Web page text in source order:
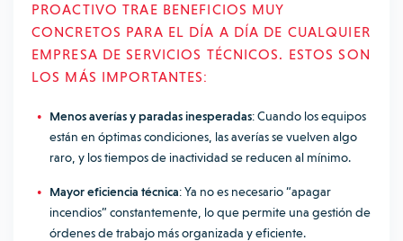
PROACTIVO TRAE BENEFICIOS MUY
CONCRETOS PARA EL DÍA A DÍA DE CUALQUIER
EMPRESA DE SERVICIOS TÉCNICOS. ESTOS SON
LOS MÁS IMPORTANTES:
Menos averías y paradas inesperadas: Cuando los equipos
están en óptimas condiciones, las averías se vuelven algo
raro, y los tiempos de inactividad se reducen al mínimo.
Mayor eficiencia técnica: Ya no es necesario “apagar
incendios” constantemente, lo que permite una gestión de
órdenes de trabajo más organizada y eficiente.